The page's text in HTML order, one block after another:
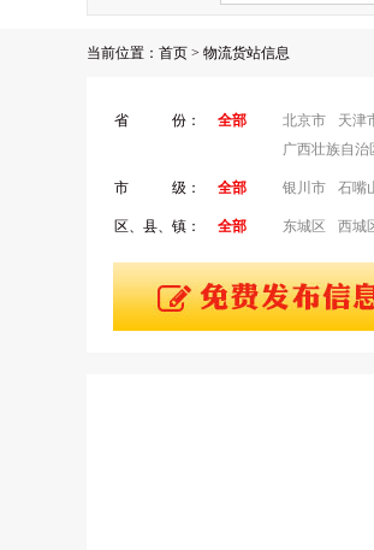
当前位置： 首页 > 物流货站信息
省 份： 全部 北京市 天津
广西壮族自治
市 级： 全部 银川市 石嘴
区、县、镇： 全部 东城区 西城